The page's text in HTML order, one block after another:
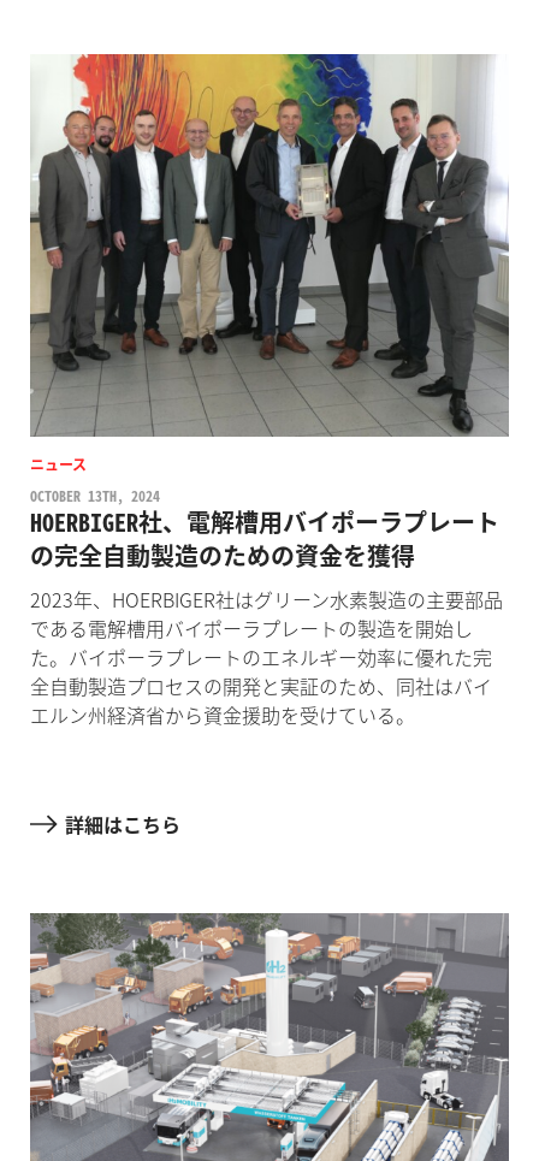
ニュース
OCTOBER 13TH, 2024
HOERBIGER社、電解槽用バイポーラプレート
の完全自動製造のための資金を獲得
2023年、HOERBIGER社はグリーン水素製造の主要部品
である電解槽用バイポーラプレートの製造を開始し
た。バイポーラプレートのエネルギー効率に優れた完
全自動製造プロセスの開発と実証のため、同社はバイ
エルン州経済省から資金援助を受けている。
詳細はこちら